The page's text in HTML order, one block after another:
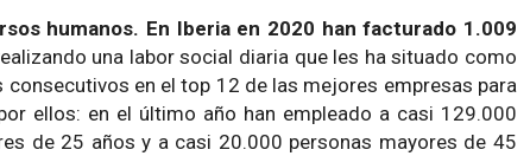
humanos. En Iberia en 2020 han facturado 1.009
una labor social diaria que les ha situado como
en el top 12 de las mejores empresas para
ellos: en el último año han empleado a casi 129.000
de 25 años y a casi 20.000 personas mayores de 45